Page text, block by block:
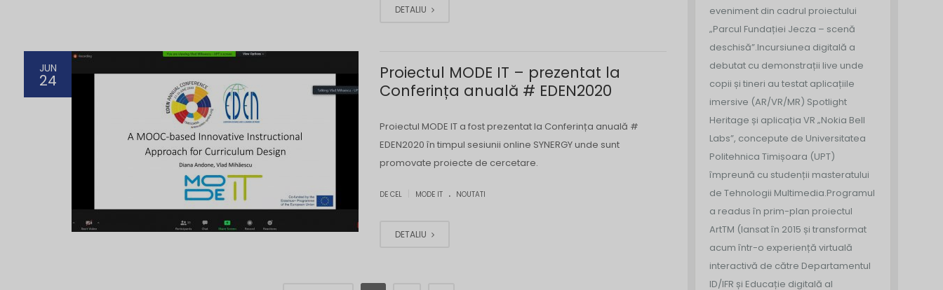
DETALIU
JUN
24
Proiectul MODE IT – prezentat la
Conferința anuală # EDEN2020
Proiectul MODE IT a fost prezentat la Conferința anuală #
EDEN2020 în timpul sesiunii online SYNERGY unde sunt
promovate proiecte de cercetare.
DE CEL MODE IT . NOUTATI
DETALIU
eveniment din cadrul proiectului
„Parcul Fundației Jecza – scenă
deschisă”.Incursiunea digitală a
debutat cu demonstrații live unde
copii și tineri au testat aplicațiile
imersive (AR/VR/MR) Spotlight
Heritage și aplicația VR „Nokia Bell
Labs”, concepute de Universitatea
Politehnica Timișoara (UPT)
împreună cu studenții masteratului
de Tehnologii Multimedia.Programul
a readus în prim-plan proiectul
ArtTM (lansat în 2015 și transformat
acum într-o experiență virtuală
interactivă de către Departamentul
ID/IFR și Educație digitală al